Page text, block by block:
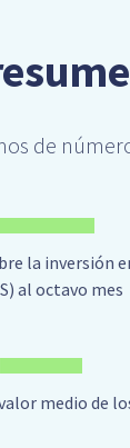
de
la inversión
al octavo mes
medio de